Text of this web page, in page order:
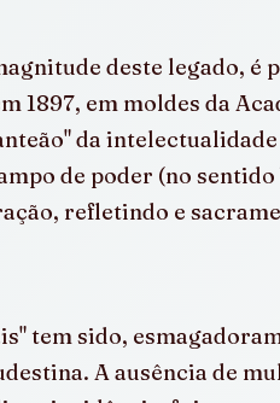
deste legado, é
1897, em moldes da
da
de poder (no
refletindo e
tem sido,
A ausência de